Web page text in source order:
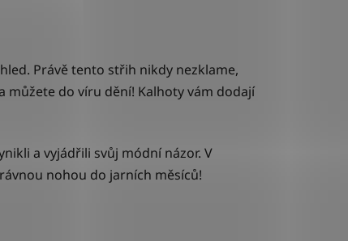
Právě tento střih nikdy nezklame,
můžete do víru dění! Kalhoty vám dodají
a vyjádřili svůj módní názor. V
nohou do jarních měsíců!